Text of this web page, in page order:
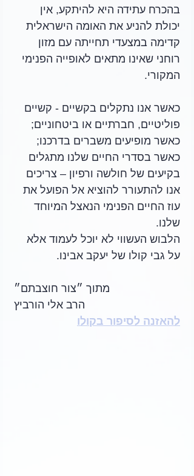
בהכרח עתידה היא להיתקע, אין
יכולת להניע את האומה הישראלית
קדימה במצעדי תחייתה עם מזון
רוחני שאינו מתאים לאופייה הפנימי
המקורי.
כאשר אנו נתקלים בקשיים - קשיים
פוליטיים, חברתיים או ביטחוניים;
כאשר מופיעים משברים בדרכנו;
כאשר בסדרי החיים שלנו מתגלים
בקיעים של חולשה ורפיון – צריכים
אנו להתעורר להוציא אל הפועל את
עוז החיים הפנימי הנאצל המיוחד
שלנו.
הלבוש העשווי לא יוכל לעמוד אלא
על גבי קולו של יעקב אבינו.
מתוך ״צור חוצבתם״
הרב אלי הורביץ
להאזנה לסיפור בקולו